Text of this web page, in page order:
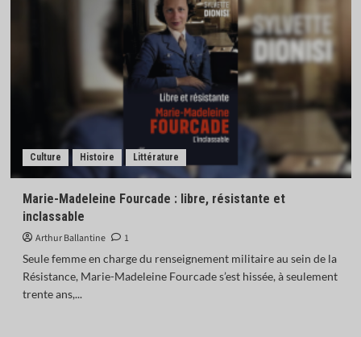
Culture Histoire Littérature
Marie-Madeleine Fourcade : libre, résistante et
inclassable
Arthur Ballantine
1
Seule femme en charge du renseignement militaire au sein de la
Résistance, Marie-Madeleine Fourcade s’est hissée, à seulement
trente ans,...